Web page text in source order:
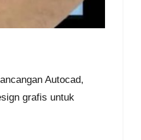
Autocad,
grafis untuk